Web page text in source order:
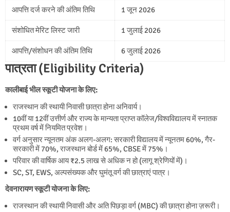
आपत्ति दर्ज करने की अंतिम तिथि 1 जून 2026
संशोधित मेरिट लिस्ट जारी 1 जुलाई 2026
आपत्ति/संशोधन की अंतिम तिथि 6 जुलाई 2026
पात्रता (Eligibility Criteria)
कालीबाई भील स्कूटी योजना के लिए:
राजस्थान की स्थायी निवासी छात्रा होना अनिवार्य।
10वीं या 12वीं उत्तीर्ण और राज्य के मान्यता प्राप्त कॉलेज/विश्वविद्यालय में स्नातक
प्रथम वर्ष में नियमित प्रवेश।
वर्ग अनुसार न्यूनतम अंक अलग-अलग: सरकारी विद्यालय में न्यूनतम 60%, गैर-
सरकारी में 70%, राजस्थान बोर्ड में 65%, CBSE में 75%।
परिवार की वार्षिक आय ₹2.5 लाख से अधिक न हो (लागू श्रेणियों में)।
SC, ST, EWS, अल्पसंख्यक और घुमंतू वर्ग की छात्राएं पात्र।
देवनारायण स्कूटी योजना के लिए:
राजस्थान की स्थायी निवासी और अति पिछड़ा वर्ग (MBC) की छात्रा होना ज़रूरी।